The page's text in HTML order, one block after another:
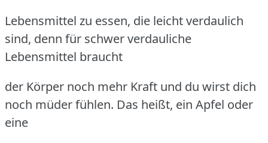
Lebensmittel zu essen, die leicht verdaulich
sind, denn für schwer verdauliche
Lebensmittel braucht
der Körper noch mehr Kraft und du wirst dich
noch müder fühlen. Das heißt, ein Apfel oder
eine